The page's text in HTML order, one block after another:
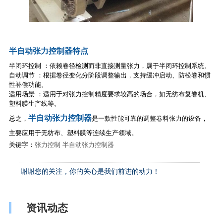
半自动张力控制器特点
半闭环控制 ：依赖卷径检测而非直接测量张力，属于半闭环控制系统。
自动调节 ：根据卷径变化分阶段调整输出，支持缓冲启动、防松卷和惯
性补偿功能。
适用场景 ：适用于对张力控制精度要求较高的场合，如无纺布复卷机、
塑料膜生产线等。
总之， 半自动张力控制器是一款性能可靠的调整卷料张力的设备，
主要应用于无纺布、塑料膜等连续生产领域。
关键字： 张力控制 半自动张力控制器
谢谢您的关注，你的关心是我们前进的动力！
资讯动态